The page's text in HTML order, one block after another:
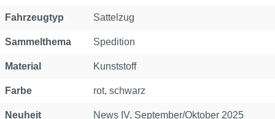
Fahrzeugtyp Sattelzug
Sammelthema Spedition
Material Kunststoff
Farbe rot, schwarz
Neuheit News IV, September/Oktober 2025